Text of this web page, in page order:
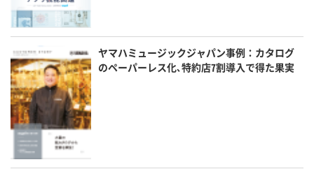
ヤマハミュージックジャパン事例：カタログ
のペーパーレス化､特約店7割導入で得た果実